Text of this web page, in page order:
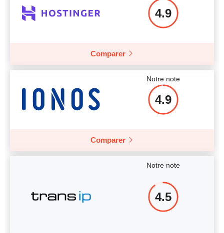
4.9
Comparer
Notre note
4.9
Comparer
Notre note
4.5